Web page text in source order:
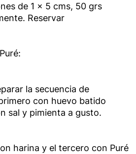
de 1 x 5 cms, 50 grs
Reservar
la secuencia de
con huevo batido
sal y pimienta a gusto.
harina y el tercero con Puré